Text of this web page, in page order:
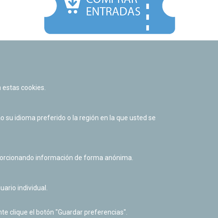
Política de cookies
Derecho de acceso a información pública
cookies.
su idioma preferido o la región en la que usted se
información de forma anónima.
individual.
clique el botón "Guardar preferencias".